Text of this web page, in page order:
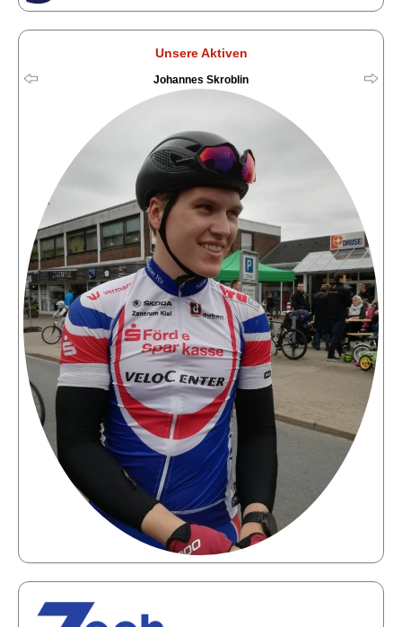
Unsere Aktiven
Johannes Skroblin